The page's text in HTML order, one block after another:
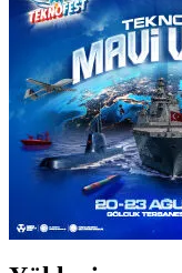
ŞANLIURFA
ŞIRNAK